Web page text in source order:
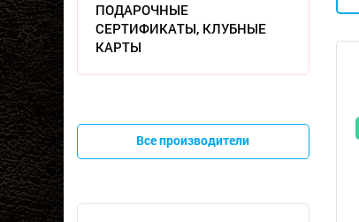
ПОДАРОЧНЫЕ
СЕРТИФИКАТЫ, КЛУБНЫЕ
КАРТЫ
Все производители